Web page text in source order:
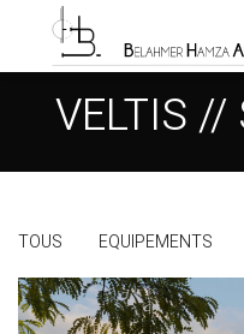
VELTIS //
TOUS EQUIPEMENTS